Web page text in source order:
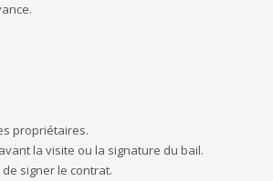
propriétaires.
la visite ou la signature du bail.
signer le contrat.